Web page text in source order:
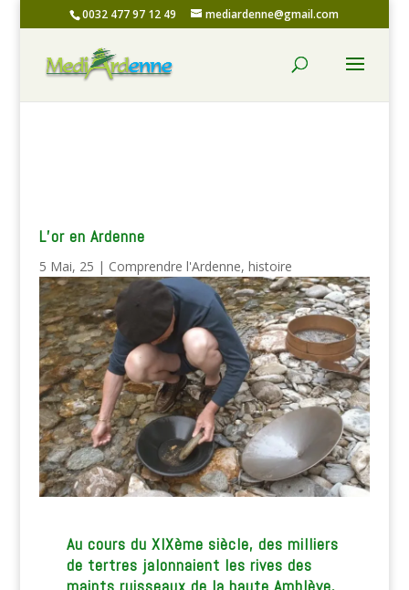
0032 477 97 12 49 mediardenne@gmail.com
L’or en Ardenne
5 Mai, 25 | Comprendre l'Ardenne, histoire
Au cours du XIXème siècle, des milliers
de tertres jalonnaient les rives des